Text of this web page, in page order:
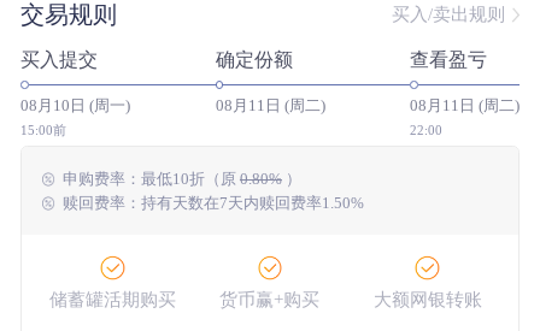
近三年 --/--
近五年 -- 0.00% --/--
今年以来
成立以来 4.48 %
交易规则 买入/卖出规则
买入提交
08月10日 (周一)
15:00前
确定份额
08月11日 (周二)
查看盈亏
08月11日 (周二)
22:00
申购费率： 最低10折（原 0.80%）
赎回费率：持有天数在7天内赎回费率1.50%
储蓄罐活期购买 货币赢+购买 大额网银转账